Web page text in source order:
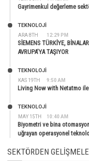
Gayrimenkul değerleme
ARA 8TH 12:29 PM
TEKNOLOJİ
SİEMENS TÜRKİYE,
AVRUPA’YA TAŞIYOR
KAS 19TH 9:50 AM
TEKNOLOJİ
Living Now with Netatmo
MAY 15TH 10:40 AM
TEKNOLOJİ
Biyometri ve bina
uğrayan operasyonel
SEKTÖRDEN